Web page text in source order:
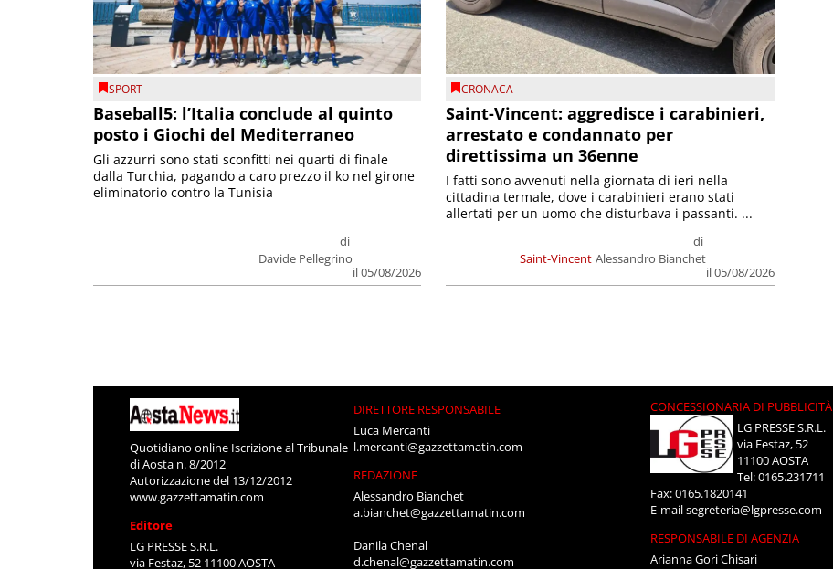
SPORT
Baseball5: l’Italia conclude al quinto
posto i Giochi del Mediterraneo
di
Davide Pellegrino
il 05/08/2026
Gli azzurri sono stati sconfitti nei quarti di finale
dalla Turchia, pagando a caro prezzo il ko nel girone
eliminatorio contro la Tunisia
CRONACA
Saint-Vincent: aggredisce i carabinieri,
arrestato e condannato per
direttissima un 36enne
Saint-Vincent
di
Alessandro Bianchet
il 05/08/2026
I fatti sono avvenuti nella giornata di ieri nella
cittadina termale, dove i carabinieri erano stati
allertati per un uomo che disturbava i passanti. ...
Quotidiano online Iscrizione al Tribunale
di Aosta n. 8/2012
Autorizzazione del 13/12/2012
www.gazzettamatin.com
Editore
LG PRESSE S.R.L.
via Festaz, 52 11100 AOSTA
DIRETTORE RESPONSABILE
Luca Mercanti
l.mercanti@gazzettamatin.com
REDAZIONE
Alessandro Bianchet
a.bianchet@gazzettamatin.com
Danila Chenal
d.chenal@gazzettamatin.com
CONCESSIONARIA DI PUBBLICITÀ
LG PRESSE S.R.L.
via Festaz, 52
11100 AOSTA
Tel: 0165.231711
Fax: 0165.1820141
E-mailsegreteria@lgpresse.com
RESPONSABILE DI AGENZIA
Arianna Gori Chisari